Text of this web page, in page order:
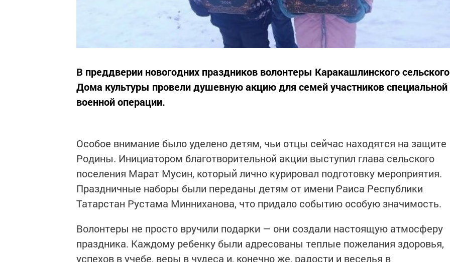
В преддверии новогодних праздников волонтеры Каракашлинского сельского
Дома культуры провели душевную акцию для семей участников специальной
военной операции.
Особое внимание было уделено детям, чьи отцы сейчас находятся на защите
Родины. Инициатором благотворительной акции выступил глава сельского
поселения Марат Мусин, который лично курировал подготовку мероприятия.
Праздничные наборы были переданы детям от имени Раиса Республики
Татарстан Рустама Минниханова, что придало событию особую значимость.
Волонтеры не просто вручили подарки — они создали настоящую атмосферу
праздника. Каждому ребенку были адресованы теплые пожелания здоровья,
успехов в учебе, веры в чудеса и, конечно же, радости и веселья в